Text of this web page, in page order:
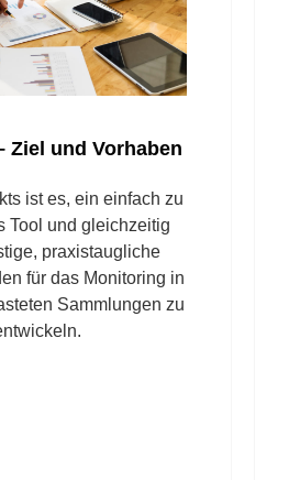
Ziel und Vorhaben
ist es, ein einfach zu
Tool und gleichzeitig
praxistaugliche
für das Monitoring in
Sammlungen zu